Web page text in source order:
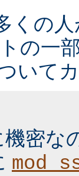
くの
の一
いて
密な